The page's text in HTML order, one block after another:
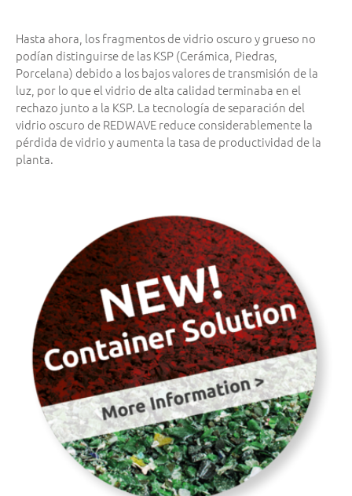
Hasta ahora, los fragmentos de vidrio oscuro y grueso no
podían distinguirse de las KSP (Cerámica, Piedras,
Porcelana) debido a los bajos valores de transmisión de la
luz, por lo que el vidrio de alta calidad terminaba en el
rechazo junto a la KSP. La tecnología de separación del
vidrio oscuro de REDWAVE reduce considerablemente la
pérdida de vidrio y aumenta la tasa de productividad de la
planta.